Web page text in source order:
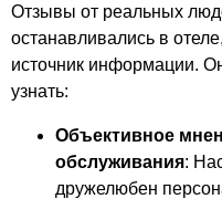
Отзывы от реальных
останавливались в
источник информации.
узнать:
Объективное
обслуживания:
дружелюбен